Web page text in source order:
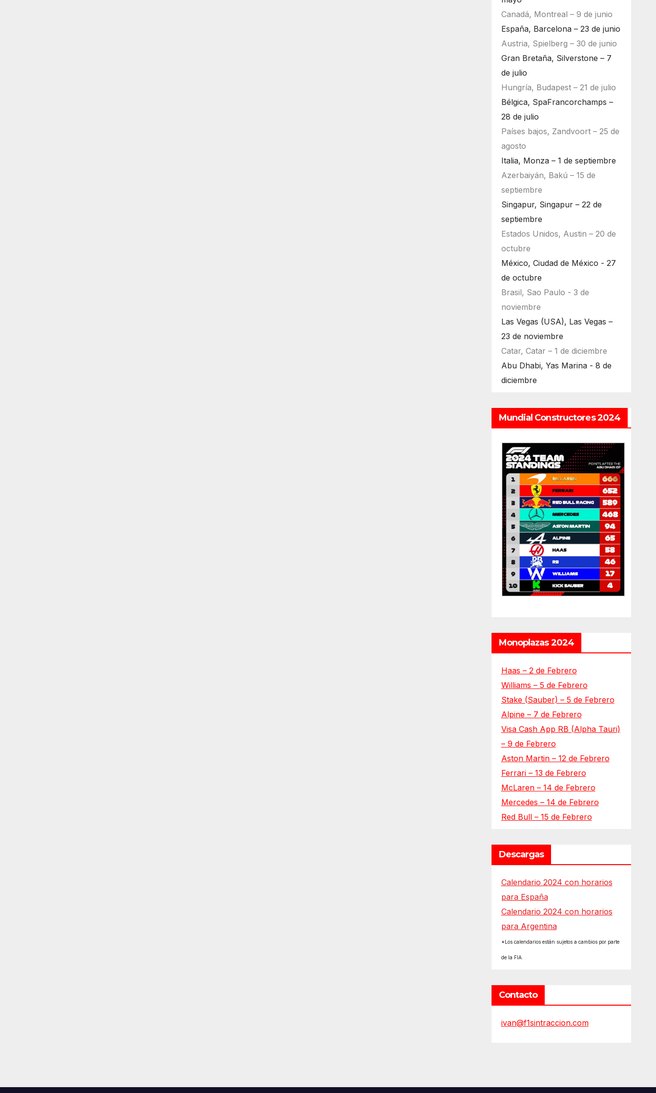
Canadá, Montreal – 9 de junio
España, Barcelona – 23 de junio
Austria, Spielberg – 30 de junio
Gran Bretaña, Silverstone – 7
de julio
Hungría, Budapest – 21 de julio
Bélgica, SpaFrancorchamps –
28 de julio
Países bajos, Zandvoort – 25 de
agosto
Italia, Monza – 1 de septiembre
Azerbaiyán, Bakú – 15 de
septiembre
Singapur, Singapur – 22 de
septiembre
Estados Unidos, Austin – 20 de
octubre
México, Ciudad de México - 27
de octubre
Brasil, Sao Paulo - 3 de
noviembre
Las Vegas (USA), Las Vegas –
23 de noviembre
Catar, Catar – 1 de diciembre
Abu Dhabi, Yas Marina - 8 de
diciembre
Mundial Constructores 2024
Monoplazas 2024
Haas – 2 de Febrero
Williams – 5 de Febrero
Stake (Sauber) – 5 de Febrero
Alpine – 7 de Febrero
Visa Cash App RB (Alpha Tauri)
– 9 de Febrero
Aston Martin – 12 de Febrero
Ferrari – 13 de Febrero
McLaren – 14 de Febrero
Mercedes – 14 de Febrero
Red Bull – 15 de Febrero
Descargas
Calendario 2024 con horarios
para España
Calendario 2024 con horarios
para Argentina
*Los calendarios están sujetos a cambios por parte
de la FIA.
Contacto
ivan@f1sintraccion.com